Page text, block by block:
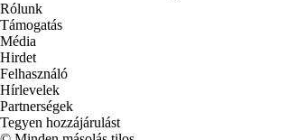
Rólunk
Támogatás
Média
Hirdet
Felhasználó
Hírlevelek
Partnerségek
Tegyen hozzájárulást